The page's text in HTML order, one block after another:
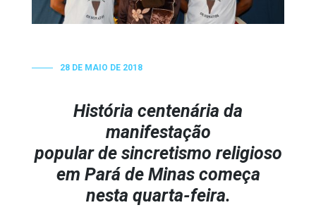
28 DE MAIO DE 2018
História centenária da
manifestação
popular de sincretismo religioso
em Pará de Minas começa
nesta quarta-feira.